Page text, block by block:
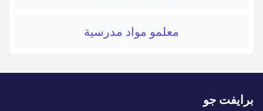
معلمو مواد مدرسية
برايفت جو